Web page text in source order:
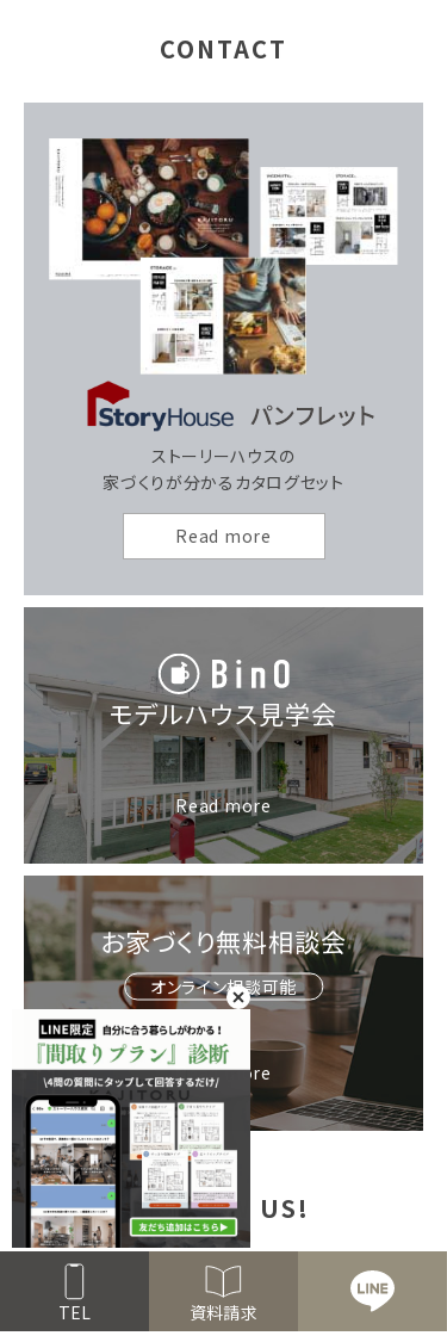
CONTACT
モデルハウス見学会
Read more
お家づくり無料相談会
オンライン相談可能
Read more
ストーリーハウスの
家づくりが分かるカタログセット
Read more
FOLLOW US!
公式アプリ
TEL 資料請求